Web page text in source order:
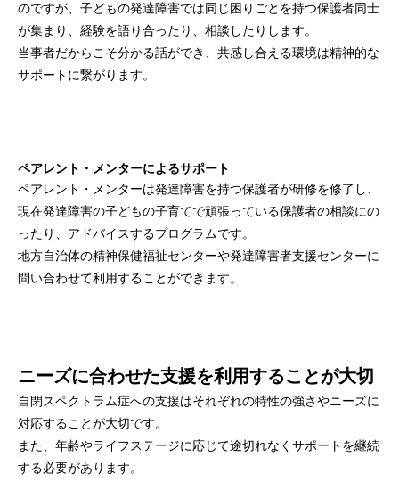
のですが、子どもの発達障害では同じ困りごとを持つ保護者同士
が集まり、経験を語り合ったり、相談したりします。
当事者だからこそ分かる話ができ、共感し合える環境は精神的な
サポートに繋がります。
ペアレント・メンターによるサポート
ペアレント・メンターは発達障害を持つ保護者が研修を修了し、
現在発達障害の子どもの子育てで頑張っている保護者の相談にの
ったり、アドバイスするプログラムです。
地方自治体の精神保健福祉センターや発達障害者支援センターに
問い合わせて利用することができます。
ニーズに合わせた支援を利用することが大切
自閉スペクトラム症への支援はそれぞれの特性の強さやニーズに
対応することが大切です。
また、年齢やライフステージに応じて途切れなくサポートを継続
する必要があります。